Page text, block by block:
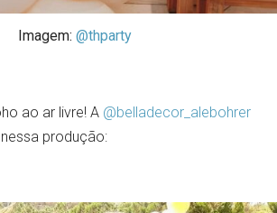
Imagem: @thparty
ao ar livre! A @belladecor_alebohrer
produção: